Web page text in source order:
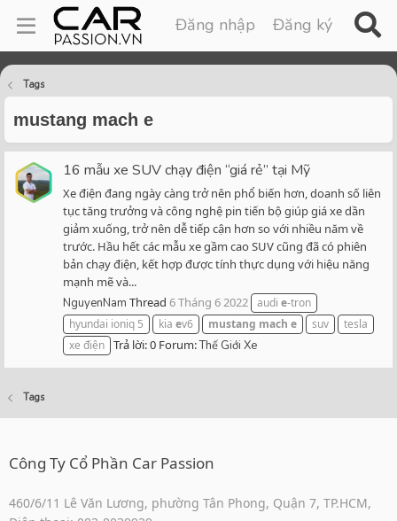
Đăng nhập Đăng ký
Tags
mustang mach e
16 mẫu xe SUV chạy điện “giá rẻ” tại Mỹ
Xe điện đang ngày càng trở nên phổ biến hơn, doanh số liên
tục tăng trưởng và công nghệ pin tiến bộ giúp giá xe dần
giảm xuống, trở nên dễ tiếp cận hơn so với nhiều năm về
trước. Hầu hết các mẫu xe gầm cao SUV cũng đã có phiên
bản chạy điện, kết hợp được tính thực dụng với hiệu năng
mạnh mẽ và...
NguyenNam Thread 6 Tháng 6 2022 audi e-tron
hyundai ioniq 5
kia ev6 mustang mach e suv
tesla
xe điện Trả lời: 0 Forum:Thế Giới Xe
Tags
Công Ty Cổ Phần Car Passion
460/6/11 Lê Văn Lương, phường Tân Phong, Quận 7, TP.HCM,